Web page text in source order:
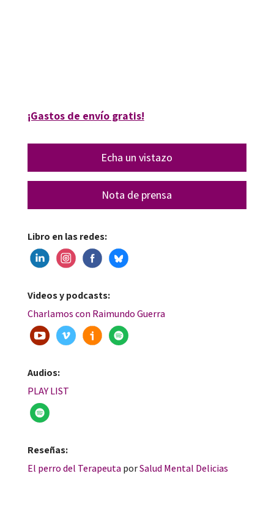
¡Gastos de envío gratis!
Echa un vistazo
Nota de prensa
Libro en las redes:
Videos y podcasts:
Charlamos con Raimundo Guerra
Audios:
PLAY LIST
Reseñas:
El perro del TerapeutaporSalud Mental Delicias